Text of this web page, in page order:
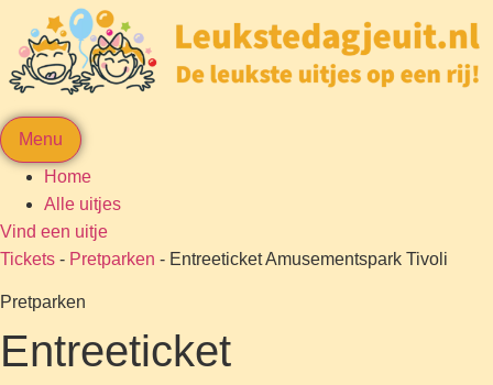
Menu
Home
Alle uitjes
Vind een uitje
Tickets - Pretparken - Entreeticket Amusementspark Tivoli
Pretparken
Entreeticket